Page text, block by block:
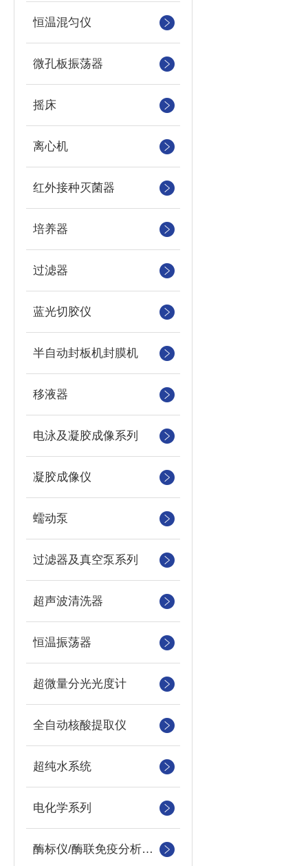
恒温混匀仪
微孔板振荡器
摇床
离心机
红外接种灭菌器
培养器
过滤器
蓝光切胶仪
半自动封板机封膜机
移液器
电泳及凝胶成像系列
凝胶成像仪
蠕动泵
过滤器及真空泵系列
超声波清洗器
恒温振荡器
超微量分光光度计
全自动核酸提取仪
超纯水系统
电化学系列
酶标仪/酶联免疫分析仪及洗板机